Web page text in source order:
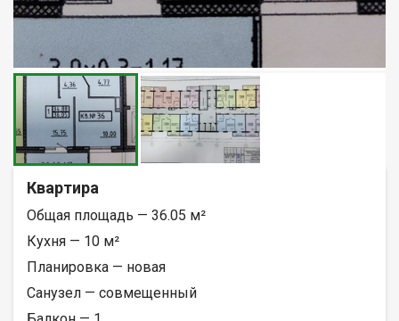
Квартира
Общая площадь — 36.05 м²
Кухня — 10 м²
Планировка — новая
Санузел — совмещенный